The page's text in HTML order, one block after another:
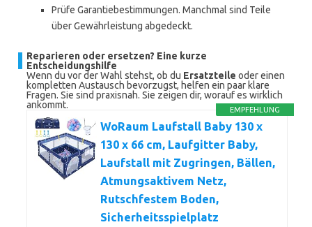
Prüfe Garantiebestimmungen. Manchmal sind Teile
über Gewährleistung abgedeckt.
Reparieren oder ersetzen? Eine kurze
Entscheidungshilfe
Wenn du vor der Wahl stehst, ob du Ersatzteile oder einen
kompletten Austausch bevorzugst, helfen ein paar klare
Fragen. Sie sind praxisnah. Sie zeigen dir, worauf es wirklich
ankommt.
EMPFEHLUNG
WoRaum Laufstall Baby 130 x
130 x 66 cm, Laufgitter Baby,
Laufstall mit Zugringen, Bällen,
Atmungsaktivem Netz,
Rutschfestem Boden,
Sicherheitsspielplatz